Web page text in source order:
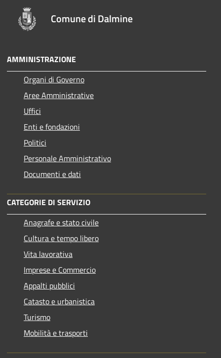
Comune di Dalmine
AMMINISTRAZIONE
Organi di Governo
Aree Amministrative
Uffici
Enti e fondazioni
Politici
Personale Amministrativo
Documenti e dati
CATEGORIE DI SERVIZIO
Anagrafe e stato civile
Cultura e tempo libero
Vita lavorativa
Imprese e Commercio
Appalti pubblici
Catasto e urbanistica
Turismo
Mobilità e trasporti